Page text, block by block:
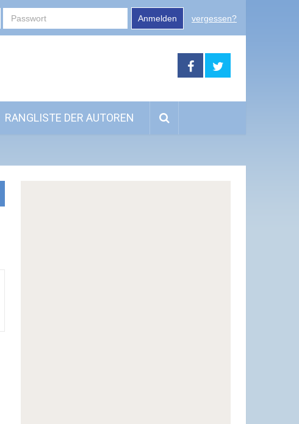
Anmelden vergessen?
RANGLISTE DER AUTOREN